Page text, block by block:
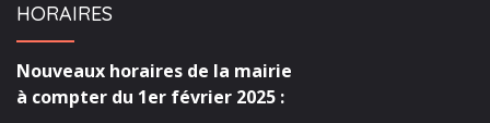
HORAIRES
Nouveaux horaires de la mairie
à compter du 1er février 2025 :